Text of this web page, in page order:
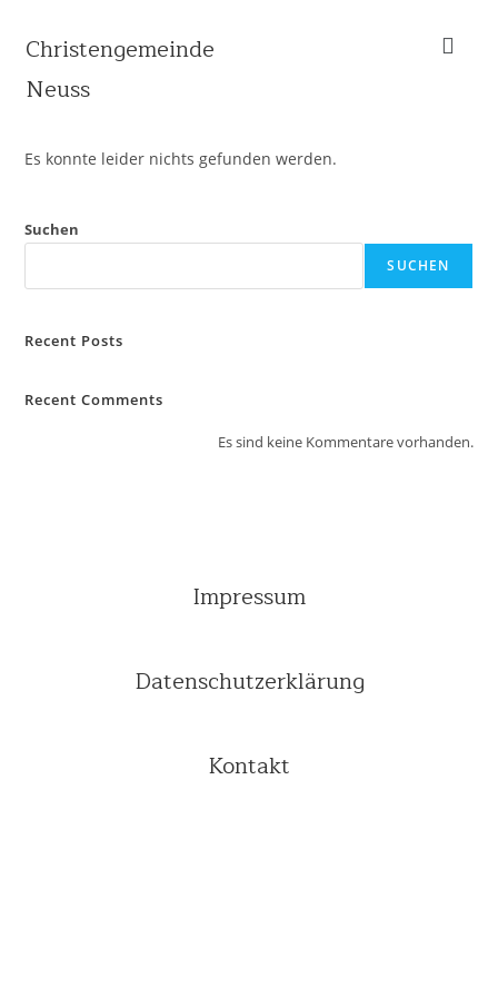
Christengemeinde
Neuss
Es konnte leider nichts gefunden werden.
Suchen
SUCHEN
Recent Posts
Recent Comments
Es sind keine Kommentare vorhanden.
Impressum
Datenschutzerklärung
Kontakt